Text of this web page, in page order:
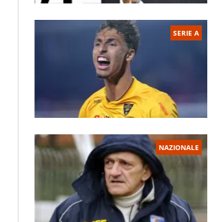
SERIE A
NAZIONALE